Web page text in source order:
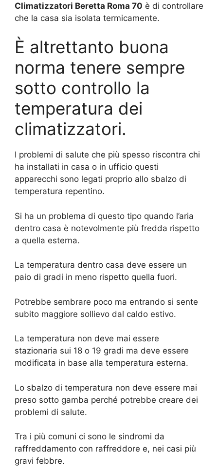
Climatizzatori Beretta Roma 70 è di controllare
che la casa sia isolata termicamente.
È altrettanto buona
norma tenere sempre
sotto controllo la
temperatura dei
climatizzatori.
I problemi di salute che più spesso riscontra chi
ha installati in casa o in ufficio questi
apparecchi sono legati proprio allo sbalzo di
temperatura repentino.
Si ha un problema di questo tipo quando l’aria
dentro casa è notevolmente più fredda rispetto
a quella esterna.
La temperatura dentro casa deve essere un
paio di gradi in meno rispetto quella fuori.
Potrebbe sembrare poco ma entrando si sente
subito maggiore sollievo dal caldo estivo.
La temperatura non deve mai essere
stazionaria sui 18 o 19 gradi ma deve essere
modificata in base alla temperatura esterna.
Lo sbalzo di temperatura non deve essere mai
preso sotto gamba perché potrebbe creare dei
problemi di salute.
Tra i più comuni ci sono le sindromi da
raffreddamento con raffreddore e, nei casi più
gravi febbre.